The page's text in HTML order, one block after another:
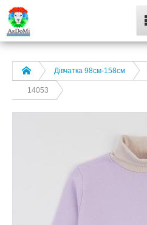
Дівчатка 98cм-158см
14053